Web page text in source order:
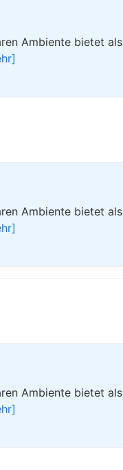
Ambiente bietet als
Ambiente bietet als
Ambiente bietet als